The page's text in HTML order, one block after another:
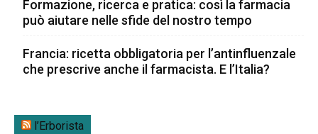
Formazione, ricerca e pratica: così la farmacia
può aiutare nelle sfide del nostro tempo
Francia: ricetta obbligatoria per l’antinfluenzale
che prescrive anche il farmacista. E l’Italia?
l’Erborista